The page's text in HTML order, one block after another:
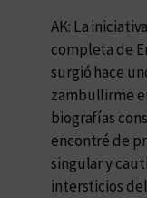
AK: La
completa de
surgió hace
zambullirme
biografías
encontré de
singular y
intersticios